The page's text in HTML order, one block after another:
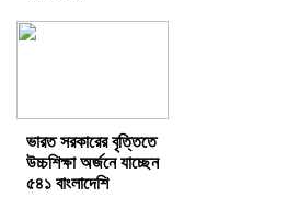
ভারত সরকারের বৃত্তিতে
উচ্চশিক্ষা অর্জনে যাচ্ছেন
৫৪১ বাংলাদেশি